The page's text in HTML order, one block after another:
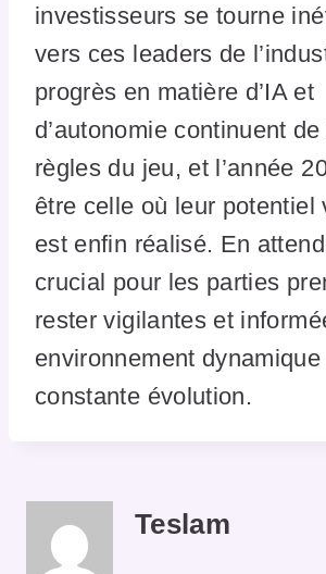
investisseurs se tourne
vers ces leaders de
progrès en matière d’IA et
d’autonomie continuent
règles du jeu, et l’année
être celle où leur potentiel
est enfin réalisé. En
crucial pour les parties
rester vigilantes et
environnement dynamique
constante évolution.
Teslam